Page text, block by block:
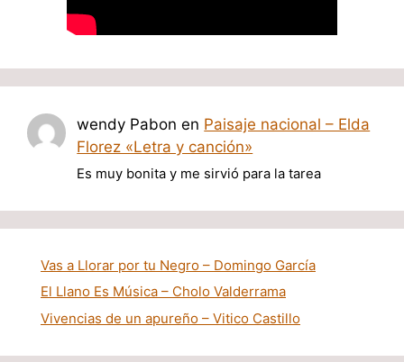
wendy Pabon en Paisaje nacional – Elda
Florez «Letra y canción»
Es muy bonita y me sirvió para la tarea
Vas a Llorar por tu Negro – Domingo García
El Llano Es Música – Cholo Valderrama
Vivencias de un apureño – Vitico Castillo